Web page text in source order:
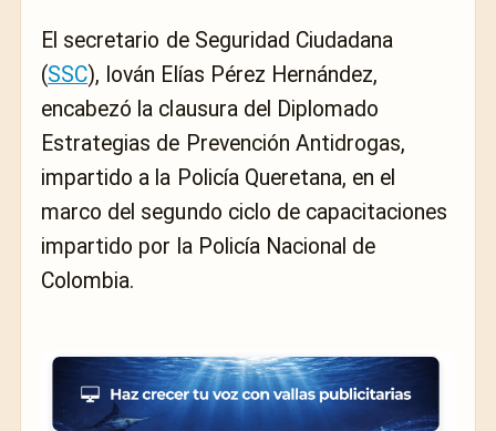
El secretario de Seguridad Ciudadana
(SSC), Iován Elías Pérez Hernández,
encabezó la clausura del Diplomado
Estrategias de Prevención Antidrogas,
impartido a la Policía Queretana, en el
marco del segundo ciclo de capacitaciones
impartido por la Policía Nacional de
Colombia.